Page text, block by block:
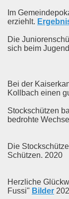
Im
erziehlt.
Die
sich beim
Bei der
Kollbach einen
Stockschützen
bedrohte
Die
Schützen. 2020
Herzliche
Fussi" Bilder